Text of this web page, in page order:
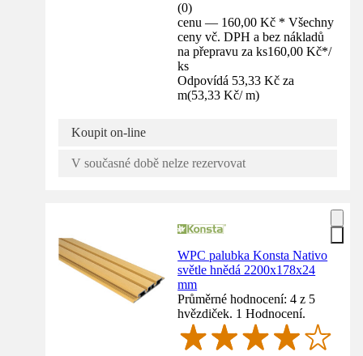
(0)
cenu — 160,00 Kč * Všechny
ceny vč. DPH a bez nákladů
na přepravu za ks160,00 Kč*/
ks
Odpovídá 53,33 Kč za
m(53,33 Kč/ m)
Koupit on-line
V současné době nelze rezervovat
WPC palubka Konsta Nativo
světle hnědá 2200x178x24
mm
Průměrné hodnocení: 4 z 5
hvězdiček. 1 Hodnocení.